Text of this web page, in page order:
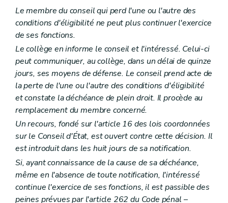
Art. L1232-29
Section 4 Dispositions finales
Art. L1232-30
Art. L1232-31
Art. L1232-32
Chapitre III
Etablissements publics
Art. L1233-1
Art. L1233-2
Art. L1233-3
ChapitreIV Les ASBL communales– Décret du 26 avril 2012, art. 29)
Art.
L1234-1
Art.L1234-2
Art.1234-3
Art.L1234-4
Art.
L1234-5
Art. L1234-6
Titre IV Responsabilité et actions judiciaires
Chapitre premier Responsabilité civile des communes
Art. L1241-1
Art. L1241-2
Le membre du conseil qui perd l'une ou l'autre des
conditions d'éligibilité ne peut plus continuer l'exercice
de ses fonctions.
Le collège en informe le conseil et l'intéressé. Celui-ci
peut communiquer, au collège, dans un délai de quinze
jours, ses moyens de défense. Le conseil prend acte de
la perte de l'une ou l'autre des conditions d'éligibilité
et constate la déchéance de plein droit. Il procède au
remplacement du membre concerné.
Un recours, fondé sur l'article 16 des lois coordonnées
sur le Conseil d'État, est ouvert contre cette décision. Il
est introduit dans les huit jours de sa notification.
Si, ayant connaissance de la cause de sa déchéance,
même en l'absence de toute notification, l'intéressé
continue l'exercice de ses fonctions, il est passible des
peines prévues par l'article 262 du Code pénal –